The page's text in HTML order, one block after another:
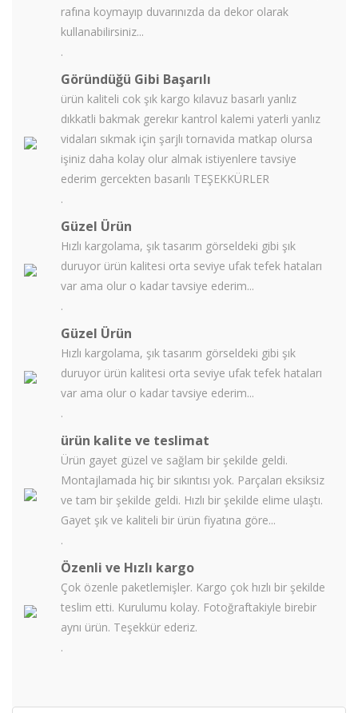
rafına koymayıp duvarınızda da dekor olarak
kullanabilirsiniz...
.
Göründüğü Gibi Başarılı
ürün kaliteli cok şık kargo kılavuz basarlı yanlız
dıkkatli bakmak gerekır kantrol kalemi yaterli yanlız
vidaları sıkmak için şarjlı tornavida matkap olursa
işiniz daha kolay olur almak istiyenlere tavsiye
ederim gercekten basarılı TEŞEKKÜRLER
.
Güzel Ürün
Hızlı kargolama, şık tasarım görseldeki gibi şık
duruyor ürün kalitesi orta seviye ufak tefek hataları
var ama olur o kadar tavsiye ederim...
.
Güzel Ürün
Hızlı kargolama, şık tasarım görseldeki gibi şık
duruyor ürün kalitesi orta seviye ufak tefek hataları
var ama olur o kadar tavsiye ederim...
.
ürün kalite ve teslimat
Ürün gayet güzel ve sağlam bir şekilde geldi.
Montajlamada hiç bir sıkıntısı yok. Parçaları eksiksiz
ve tam bir şekilde geldi. Hızlı bir şekilde elime ulaştı.
Gayet şık ve kaliteli bir ürün fiyatına göre...
.
Özenli ve Hızlı kargo
Çok özenle paketlemişler. Kargo çok hızlı bir şekilde
teslim etti. Kurulumu kolay. Fotoğraftakiyle birebir
aynı ürün. Teşekkür ederiz.
.